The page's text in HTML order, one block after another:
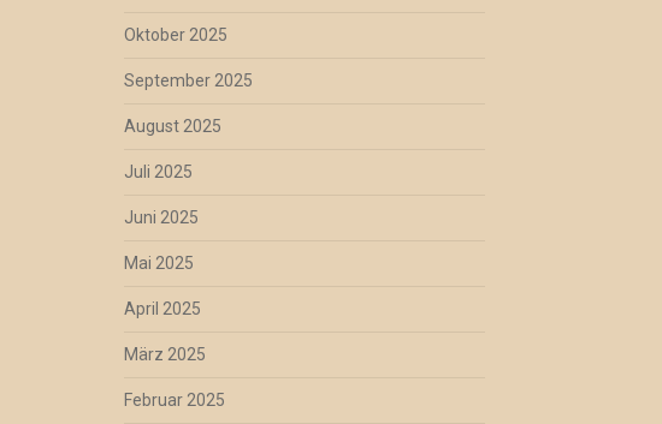
Oktober 2025
September 2025
August 2025
Juli 2025
Juni 2025
Mai 2025
April 2025
März 2025
Februar 2025